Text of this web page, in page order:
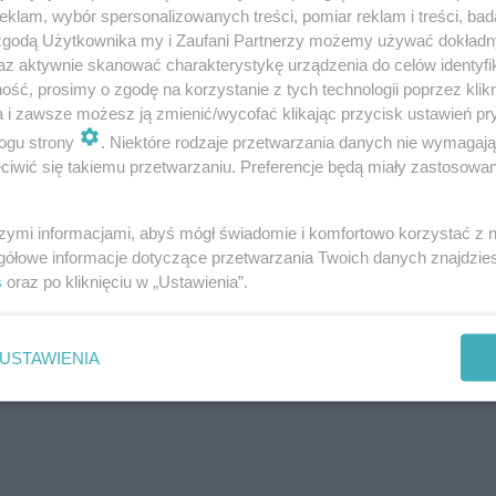
wybór spersonalizowanych treści, pomiar reklam i treści,
Użytkownika my i Zaufani Partnerzy możemy używać
aktywnie skanować charakterystykę urządzenia do celów
prosimy o zgodę na korzystanie z tych technologii poprzez
i zawsze możesz ją zmienić/wycofać klikając przycisk ustawień
strony
. Niektóre rodzaje przetwarzania danych nie
się takiemu przetwarzaniu. Preferencje będą miały
informacjami, abyś mógł świadomie i komfortowo korzystać z
informacje dotyczące przetwarzania Twoich danych
oraz po kliknięciu w „Ustawienia”.
USTAWIENIA